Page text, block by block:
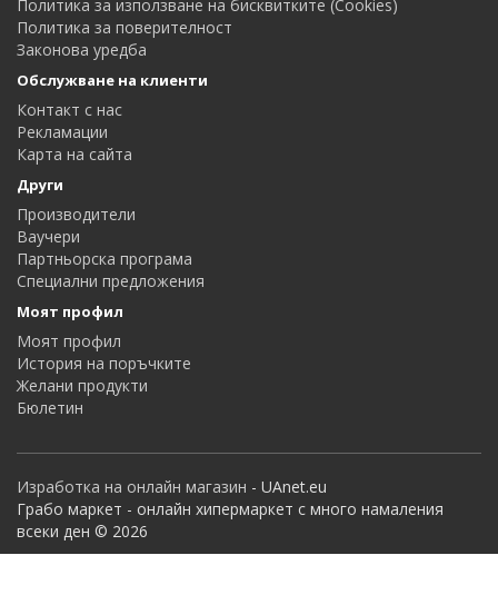
Политика за използване на бисквитките (Cookies)
Политика за поверителност
Законова уредба
Обслужване на клиенти
Контакт с нас
Рекламации
Карта на сайта
Други
Производители
Ваучери
Партньорска програма
Специални предложения
Моят профил
Моят профил
История на поръчките
Желани продукти
Бюлетин
Изработка на онлайн магазин - UAnet.eu
Грабо маркет - онлайн хипермаркет с много намаления
всеки ден © 2026